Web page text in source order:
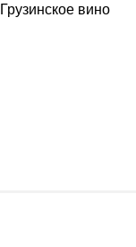
Грузинское вино